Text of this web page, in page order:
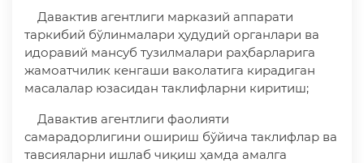
Давактив агентлиги марказий аппарати
таркибий бўлинмалари ҳудудий органлари ва
идоравий мансуб тузилмалари раҳбарларига
жамоатчилик кенгаши ваколатига кирадиган
масалалар юзасидан таклифларни киритиш;
Давактив агентлиги фаолияти
самарадорлигини ошириш бўйича таклифлар ва
тавсияларни ишлаб чиқиш ҳамда амалга